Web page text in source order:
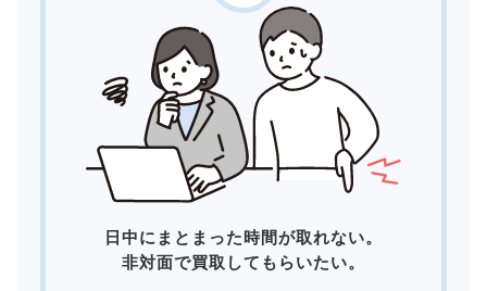
日中にまとまった時間が取れない。
非対面で買取してもらいたい。